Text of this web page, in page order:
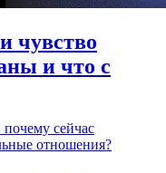
чувство
и что с